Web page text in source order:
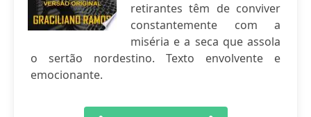
retirantes têm de conviver
constantemente com a
miséria e a seca que assola
o sertão nordestino. Texto envolvente e
emocionante.